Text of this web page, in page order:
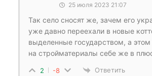
25 июля 2023 21:07
Так село сносят же, зачем его
уже давно переехали в новые
выделенные государством, а
на стройматериалы себе же в
2 -8 Ответить